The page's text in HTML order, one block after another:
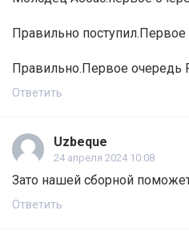
Правильно
Правильно.Первое очередь
Ответить
Uzbeque
24 апреля 2024 10:08
Зато нашей сборной
Ответить